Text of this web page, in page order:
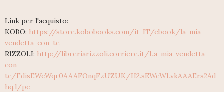
Link per l'acquisto:
KOBO: https://store.kobobooks.com/it-IT/ebook/la-mia-
vendetta-con-te
RIZZOLI: http://libreriarizzoli.corriere.it/La-mia-vendetta-
con-
te/FdisEWcWqr0AAAFOnqFzUZUK/H2.sEWcWLvkAAAErs2Ad
hq.l/pc